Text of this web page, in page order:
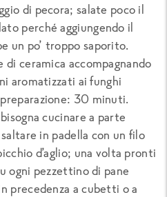
di pecora; salate poco il
perché aggiungendo il
un po’ troppo saporito.
ceramica accompagnando
aromatizzati ai funghi
30 minuti.
bisogna cucinare a parte
in padella con un filo
d’aglio; una volta pronti
ogni pezzettino di pane
precedenza a cubetti o a